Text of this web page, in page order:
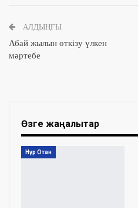
АЛДЫҢҒЫ
Абай жылын өткізу үлкен
мәртебе
Өзге жаңалықтар
Нұр Отан